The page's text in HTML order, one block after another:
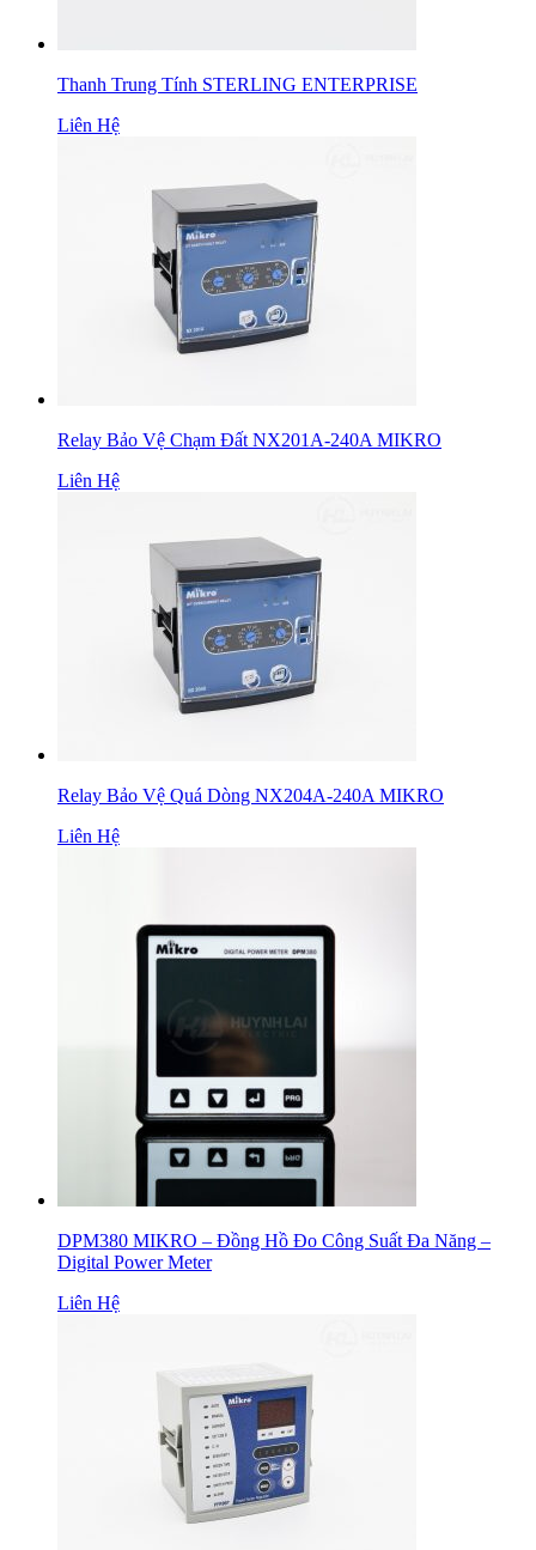
Thanh Trung Tính STERLING ENTERPRISE
Liên Hệ
Relay Bảo Vệ Chạm Đất NX201A-240A MIKRO
Liên Hệ
Relay Bảo Vệ Quá Dòng NX204A-240A MIKRO
Liên Hệ
DPM380 MIKRO – Đồng Hồ Đo Công Suất Đa Năng –
Digital Power Meter
Liên Hệ